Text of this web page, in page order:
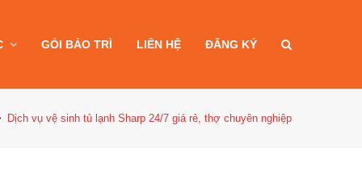
GÓI BẢO TRÌ LIÊN HỆ ĐĂNG KÝ
Dịch vụ vệ sinh tủ lạnh Sharp 24/7 giá rẻ, thợ chuyên nghiệp